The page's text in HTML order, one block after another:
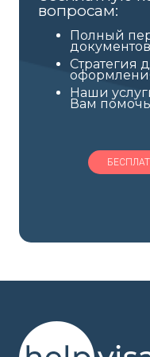
вопросам:
Полный
Стратегия
Наши
Вам помочь